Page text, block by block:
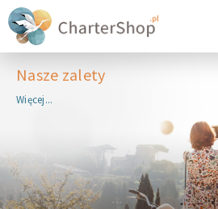
Nasze zalety
Więcej...